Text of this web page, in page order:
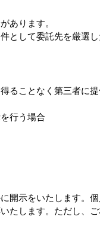
あります。
として委託先を厳選
ることなく第三者に提
行う場合
開示をいたします。
たします。ただし、